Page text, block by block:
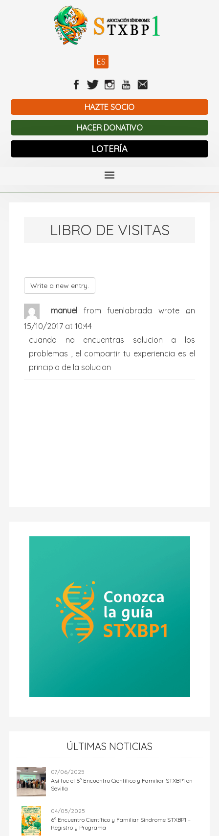
ES
HAZTE SOCIO
HACER DONATIVO
LOTERÍA
LIBRO DE VISITAS
manuel from fuenlabrada
wrote on
15/10/2017 at 10:44
cuando no encuentras solucion a los
problemas , el compartir tu experiencia es el
principio de la solucion
...
ÚLTIMAS NOTICIAS
07/06/2025
Así fue el 6º Encuentro Científico y Familiar STXBP1 en
Sevilla
04/05/2025
6º Encuentro Científico y Familiar Síndrome STXBP1 –
Registro y Programa